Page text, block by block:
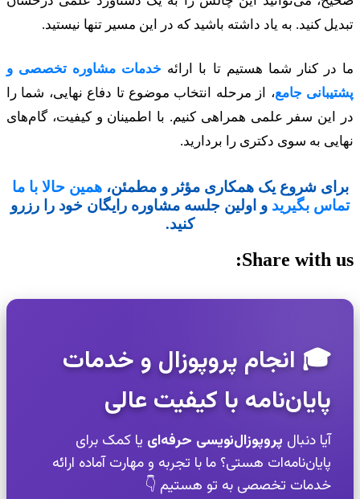
تبدیل کنید. به یاد داشته باشید که در این مسیر تنها نیستید.
ما در کنار شما هستیم تا با ارائه خدمات مشاوره تخصصی و
پشتیبانی جامع، از مرحله انتخاب موضوع تا دفاع نهایی، شما را
در این سفر علمی همراهی کنیم. با اطمینان و کیفیت، گام‌های
نهایی به سوی دکتری را بردارید.
برای شروع یک همکاری مؤثر و مطمئن،همین حالا با ما
تماس بگیرید و اولین جلسه مشاوره رایگان خود را رزرو
کنید.
Share with us:
🎓 انجام پروپوزال و خدمات
پایان‌نامه با کیفیت عالی
آیا دنبال پروپوزال‌نویسی حرفه‌ای یا کمک برای
پایان‌نامه‌ات هستی؟ ما با تجربه و مهارت آماده ارائه
خدمات تخصصی به تو هستیم 👇